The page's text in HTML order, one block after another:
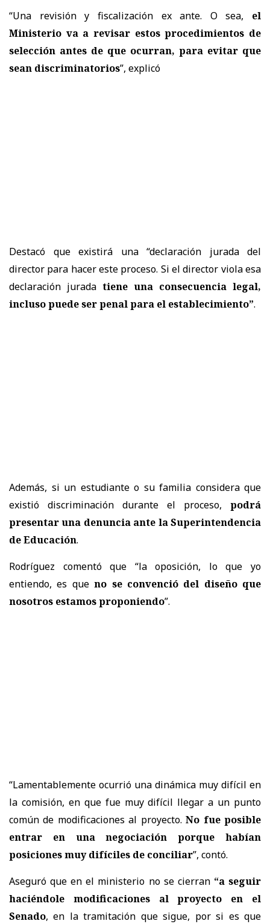
“Una revisión y fiscalización ex ante. O sea, el
Ministerio va a revisar estos procedimientos de
selección antes de que ocurran, para evitar que
sean discriminatorios”, explicó
Destacó que existirá una “declaración jurada del
director para hacer este proceso. Si el director viola esa
declaración jurada tiene una consecuencia legal,
incluso puede ser penal para el establecimiento”.
Además, si un estudiante o su familia considera que
existió discriminación durante el proceso, podrá
presentar una denuncia ante la Superintendencia
de Educación.
Rodríguez comentó que “la oposición, lo que yo
entiendo, es queno se convenció del diseño que
nosotros estamos proponiendo”.
“Lamentablemente ocurrió una dinámica muy difícil en
la comisión, en que fue muy difícil llegar a un punto
común de modificaciones al proyecto.No fue posible
entrar en una negociación porque habían
posiciones muy difíciles de conciliar”, contó.
Aseguró que en el ministerio no se cierran “a seguir
haciéndole modificaciones al proyecto en el
Senado, en la tramitación que sigue, por si es que